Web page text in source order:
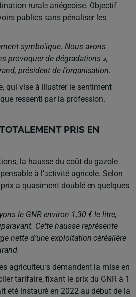
rurale ariégeoise. Objectif
publics sans pénaliser les
symbolique. Nous avons
provoquer de dégradations »,
président de l’organisation.
qui vise à illustrer le sentiment
ressenti par la profession.
PRIS EN
la hausse du coût du gazole
à l’activité agricole. Selon
a quasiment doublé en quelques
le GNR environ 1,30 € le litre,
Cette hausse représente
nette d’une exploitation céréalière
agriculteurs demandent la mise en
tarifaire, fixant le prix du GNR à 1
été instauré en 2022 au début de la